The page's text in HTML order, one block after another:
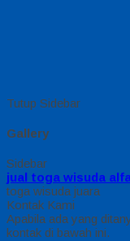
Tutup Sidebar
Gallery
Sidebar
jual toga wisuda
toga wisuda juara
Kontak Kami
Apabila ada yang
kontak di bawah ini.